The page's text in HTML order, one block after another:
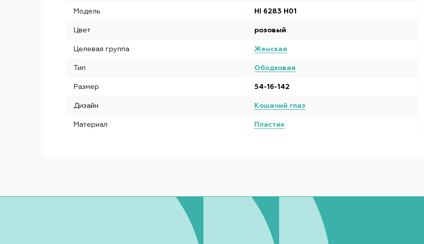
Модель HI 6283 H01
Цвет розовый
Целевая группа Женская
Тип Ободковая
Размер 54-16-142
Дизайн Кошачий глаз
Материал Пластик